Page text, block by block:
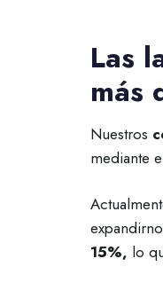
Las
más
Nuestros
mediante
15%, lo